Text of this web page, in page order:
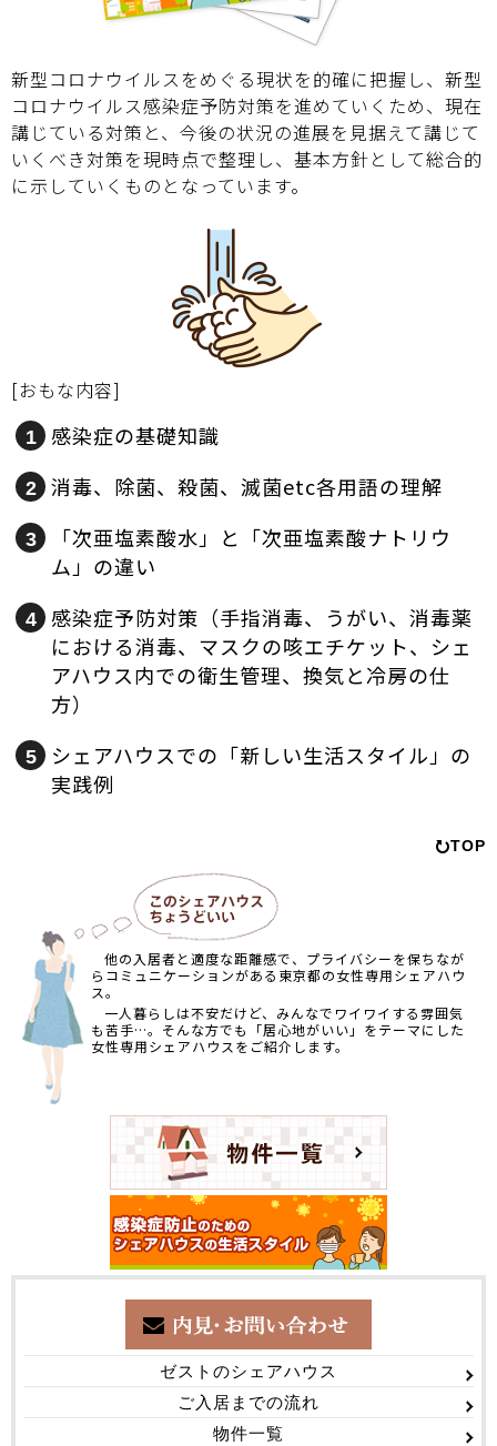
新型コロナウイルスをめぐる現状を的確に把握し、新型
コロナウイルス感染症予防対策を進めていくため、現在
講じている対策と、今後の状況の進展を見据えて講じて
いくべき対策を現時点で整理し、基本方針として総合的
に示していくものとなっています。
[おもな内容]
感染症の基礎知識
消毒、除菌、殺菌、滅菌etc各用語の理解
「次亜塩素酸水」と「次亜塩素酸ナトリウ
ム」の違い
感染症予防対策（手指消毒、うがい、消毒薬
における消毒、マスクの咳エチケット、シェ
アハウス内での衛生管理、換気と冷房の仕
方）
シェアハウスでの「新しい生活スタイル」の
実践例
TOP
他の入居者と適度な距離感で、プライバシーを保ちなが
らコミュニケーションがある東京都の女性専用シェアハウ
ス。
一人暮らしは不安だけど、みんなでワイワイする雰囲気
も苦手…。そんな方でも「居心地がいい」をテーマにした
女性専用シェアハウスをご紹介します。
ゼストのシェアハウス
ご入居までの流れ
物件一覧